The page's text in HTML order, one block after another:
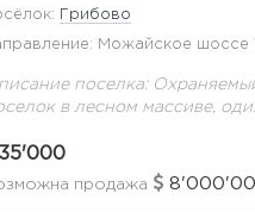
Грибово
Можайское шоссе
поселка:
в лесном массиве,
несколько детских
выезда из поселка.
продажа